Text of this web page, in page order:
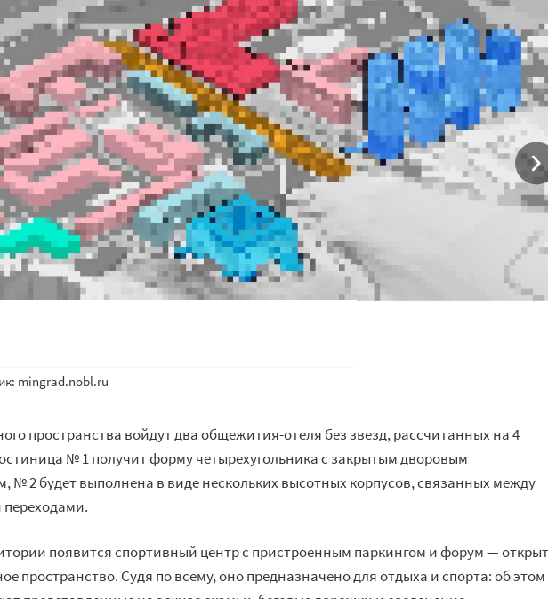
mingrad.nobl.ru
пространства войдут два общежития-отеля без звезд, рассчитанных на 4
№ 1 получит форму четырехугольника с закрытым дворовым
№ 2 будет выполнена в виде нескольких высотных корпусов, связанных между
появится спортивный центр с пристроенным паркингом и форум —
пространство. Судя по всему, оно предназначено для отдыха и спорта: об этом